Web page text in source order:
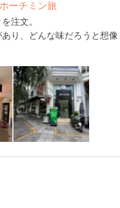
ーチミン旅
注文。
り、どんな味だろうと想